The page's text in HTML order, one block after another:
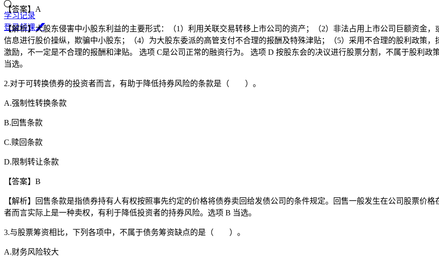
学习记录
登录领课
【答案】A
【解析】大股东侵害中小股东利益的主要形式：（1）利用关联交易转移上市公司的资产；（2）非法占用上市公司巨额资金
信息进行股价操纵，欺骗中小股东；（4）为大股东委派的高管支付不合理的报酬及特殊津贴；（5）采用不合理的股利政策
激励，不一定是不合理的报酬和津贴。 选项 C是公司正常的融资行为。 选项 D 按股东会的决议进行股票分割，不属于股利
当选。
2.对于可转换债券的投资者而言，有助于降低持券风险的条款是（ ）。
A.强制性转换条款
B.回售条款
C.赎回条款
D.限制转让条款
【答案】B
【解析】回售条款是指债券持有人有权按照事先约定的价格将债券卖回给发债公司的条件规定。回售一般发生在公司股票价
者而言实际上是一种卖权，有利于降低投资者的持券风险。选项 B 当选。
3.与股票筹资相比，下列各项中，不属于债务筹资缺点的是（ ）。
A.财务风险较大